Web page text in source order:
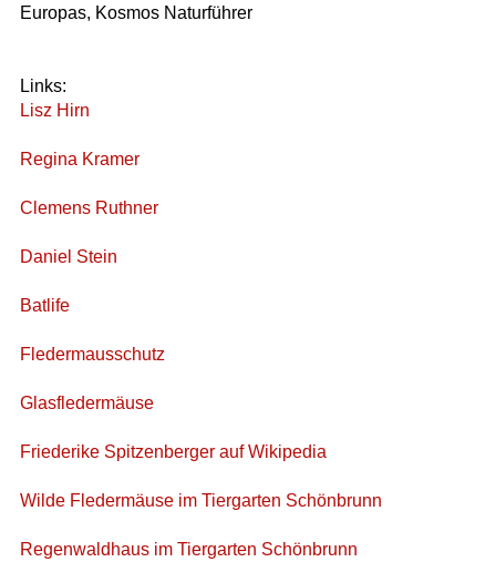
Europas, Kosmos Naturführer
Links:
Lisz Hirn
Regina Kramer
Clemens Ruthner
Daniel Stein
Batlife
Fledermausschutz
Glasfledermäuse
Friederike Spitzenberger auf Wikipedia
Wilde Fledermäuse im Tiergarten Schönbrunn
Regenwaldhaus im Tiergarten Schönbrunn